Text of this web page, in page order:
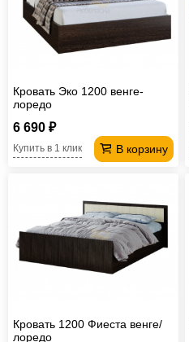
Кровать Эко 1200 венге-
лоредо
6 690 ₽
В корзину
Купить в 1 клик
Кровать 1200 Фиеста венге/
лоредо